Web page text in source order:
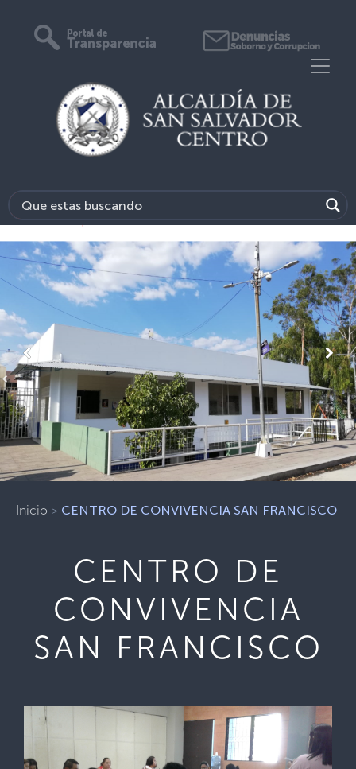
Previous Next
Inicio > CENTRO DE CONVIVENCIA SAN FRANCISCO
CENTRO DE
CONVIVENCIA
SAN FRANCISCO